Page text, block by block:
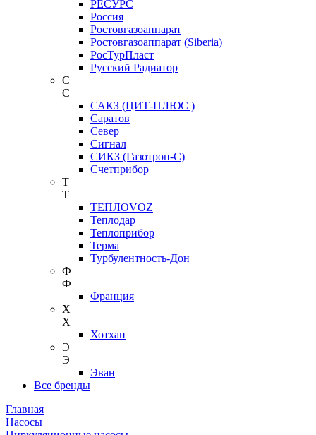
РЕСУРС
Россия
Ростовгазоаппарат
Ростовгазоаппарат (Siberia)
РосТурПласт
Русский Радиатор
С
С
САКЗ (ЦИТ-ПЛЮС )
Саратов
Север
Сигнал
СИКЗ (Газотрон-С)
Счетприбор
Т
Т
ТЕПЛОVOZ
Теплодар
Теплоприбор
Терма
Турбулентность-Дон
Ф
Ф
Франция
Х
Х
Хотхан
Э
Э
Эван
Все бренды
Главная
Насосы